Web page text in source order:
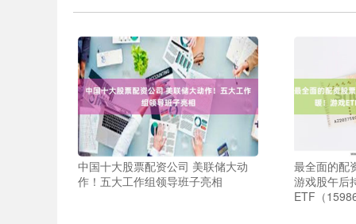
中国十大股票配资公司 美联储大动
作！五大工作组领导班子亮相
最全面的配
游戏股午后
ETF（